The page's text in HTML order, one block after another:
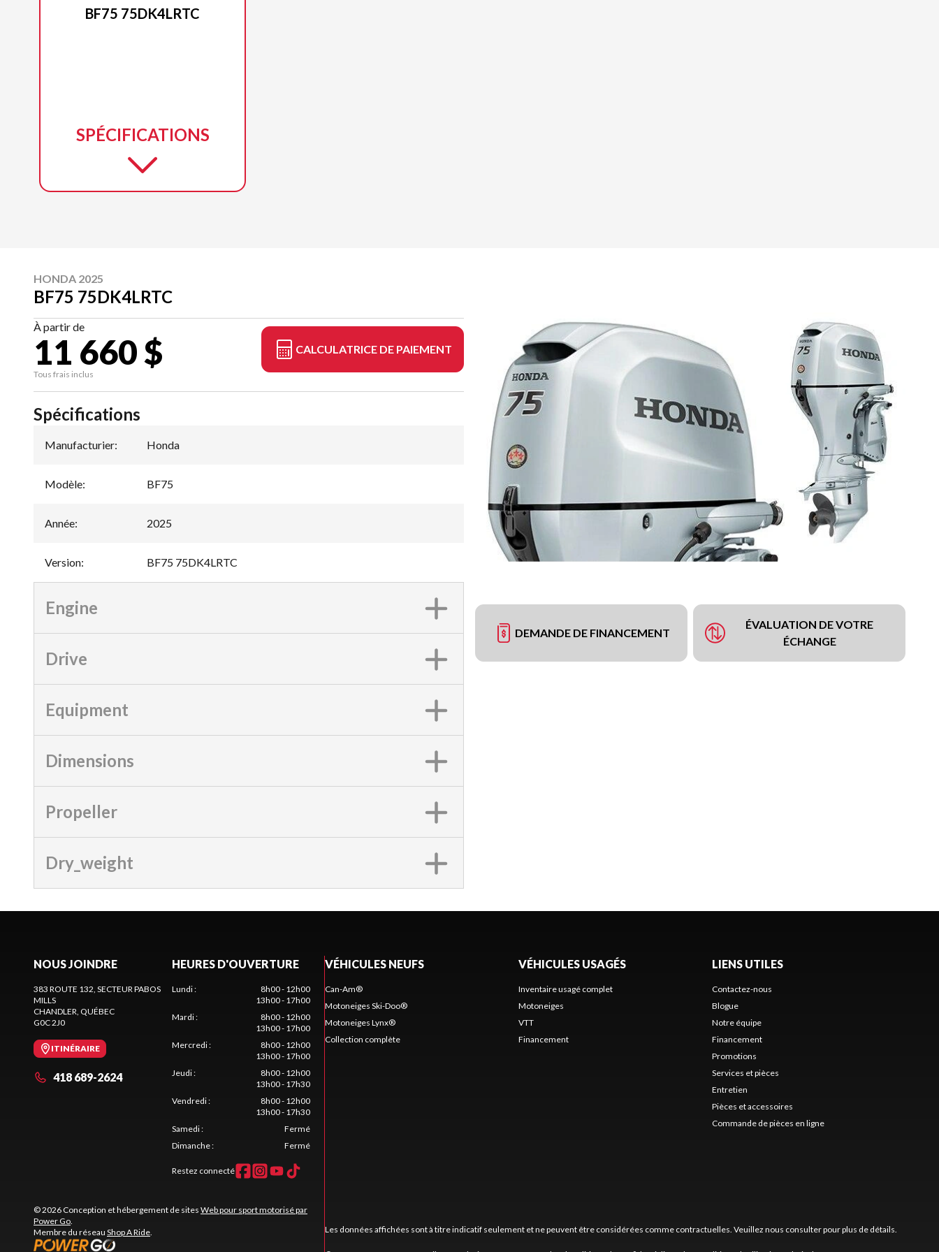
BF75 75DK4LRTC
SPÉCIFICATIONS
HONDA 2025
BF75 75DK4LRTC
À partir de
11 660 $
Tous frais inclus
CALCULATRICE DE PAIEMENT
DEMANDE DE FINANCEMENT
ÉVALUATION DE VOTRE
ÉCHANGE
Spécifications
Manufacturier: Honda
Modèle: BF75
Année: 2025
Version: BF75 75DK4LRTC
Engine
Drive
Equipment
Dimensions
Propeller
Dry_weight
NOUS JOINDRE
383 ROUTE 132, SECTEUR PABOS
MILLS
CHANDLER, QUÉBEC
G0C 2J0
ITINÉRAIRE
418 689-2624
HEURES D'OUVERTURE
Lundi:
8h00 - 12h00
13h00 - 17h00
Mardi:
8h00 - 12h00
13h00 - 17h00
Mercredi:
8h00 - 12h00
13h00 - 17h00
Jeudi:
8h00 - 12h00
13h00 - 17h30
Vendredi:
8h00 - 12h00
13h00 - 17h30
Samedi:
Fermé
Dimanche: Fermé
Restez connecté
© 2026 Conception et hébergement de sites Web pour sport motorisé par
Power Go.
Membre du réseau Shop A Ride.
VÉHICULES NEUFS
Can-Am®
Motoneiges Ski-Doo®
Motoneiges Lynx®
Collection complète
VÉHICULES USAGÉS
Inventaire usagé complet
Motoneiges
VTT
Financement
LIENS UTILES
Contactez-nous
Blogue
Notre équipe
Financement
Promotions
Services et pièces
Entretien
Pièces et accessoires
Commande de pièces en ligne
Les données affichées sont à titre indicatif seulement et ne peuvent être considérées comme contractuelles. Veuillez nous consulter pour plus de détails.